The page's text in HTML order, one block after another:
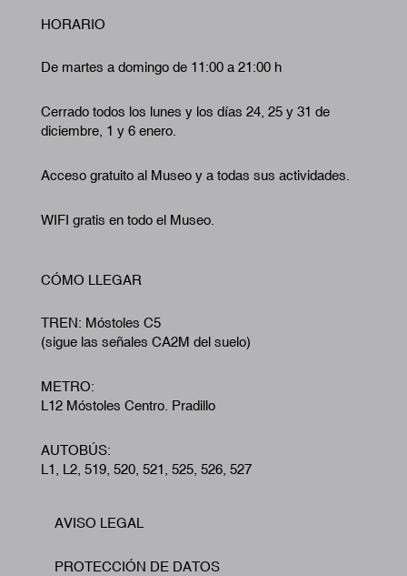
HORARIO
De martes a domingo de 11:00 a 21:00 h
Cerrado todos los lunes y los días 24, 25 y 31 de
diciembre, 1 y 6 enero.
Acceso gratuito al Museo y a todas sus actividades.
WIFI gratis en todo el Museo.
CÓMO LLEGAR
TREN: Móstoles C5
(sigue las señales CA2M del suelo)
METRO:
L12 Móstoles Centro. Pradillo
AUTOBÚS:
L1, L2, 519, 520, 521, 525, 526, 527
Footer
AVISO LEGAL
PROTECCIÓN DE DATOS